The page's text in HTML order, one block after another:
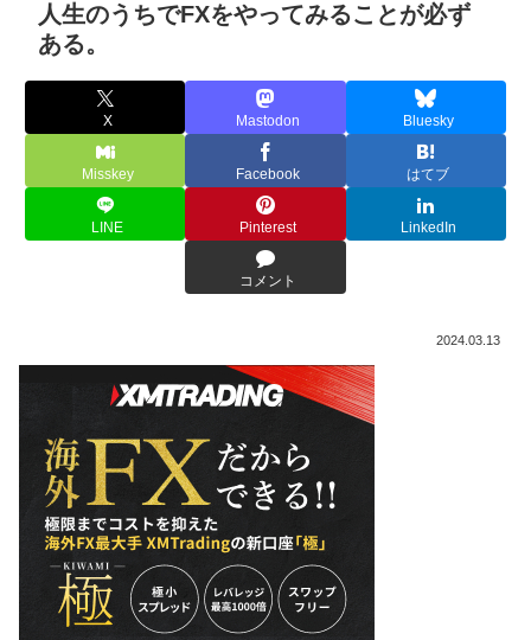
人生のうちでFXをやってみることが必ず
ある。
X Mastodon Bluesky
Misskey Facebook はてブ
LINE Pinterest LinkedIn
コメント
2024.03.13